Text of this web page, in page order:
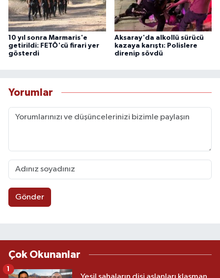
10 yıl sonra Marmaris'e
getirildi: FETÖ'cü firari yer
gösterdi
Aksaray'da alkollü sürücü
kazaya karıştı: Polislere
direnip sövdü
Yorumlar
Gönder
Çok Okunanlar
1